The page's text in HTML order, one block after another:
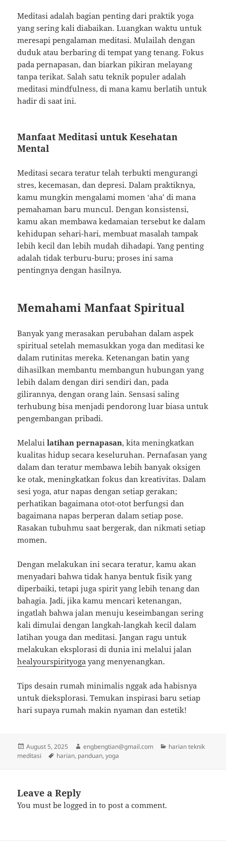
Meditasi adalah bagian penting dari praktik yoga
yang sering kali diabaikan. Luangkan waktu untuk
meresapi pengalaman meditasi. Mulailah dengan
duduk atau berbaring di tempat yang tenang. Fokus
pada pernapasan, dan biarkan pikiran melayang
tanpa terikat. Salah satu teknik populer adalah
meditasi mindfulness, di mana kamu berlatih untuk
hadir di saat ini.
Manfaat Meditasi untuk Kesehatan
Mental
Meditasi secara teratur telah terbukti mengurangi
stres, kecemasan, dan depresi. Dalam praktiknya,
kamu mungkin mengalami momen ‘aha’ di mana
pemahaman baru muncul. Dengan konsistensi,
kamu akan membawa kedamaian tersebut ke dalam
kehidupan sehari-hari, membuat masalah tampak
lebih kecil dan lebih mudah dihadapi. Yang penting
adalah tidak terburu-buru; proses ini sama
pentingnya dengan hasilnya.
Memahami Manfaat Spiritual
Banyak yang merasakan perubahan dalam aspek
spiritual setelah memasukkan yoga dan meditasi ke
dalam rutinitas mereka. Ketenangan batin yang
dihasilkan membantu membangun hubungan yang
lebih dalam dengan diri sendiri dan, pada
gilirannya, dengan orang lain. Sensasi saling
terhubung bisa menjadi pendorong luar biasa untuk
pengembangan pribadi.
Melaluilatihan pernapasan, kita meningkatkan
kualitas hidup secara keseluruhan. Pernafasan yang
dalam dan teratur membawa lebih banyak oksigen
ke otak, meningkatkan fokus dan kreativitas. Dalam
sesi yoga, atur napas dengan setiap gerakan;
perhatikan bagaimana otot-otot berfungsi dan
bagaimana napas berperan dalam setiap pose.
Rasakan tubuhmu saat bergerak, dan nikmati setiap
momen.
Dengan melakukan ini secara teratur, kamu akan
menyadari bahwa tidak hanya bentuk fisik yang
diperbaiki, tetapi juga spirit yang lebih tenang dan
bahagia. Jadi, jika kamu mencari ketenangan,
ingatlah bahwa jalan menuju keseimbangan sering
kali dimulai dengan langkah-langkah kecil dalam
latihan youga dan meditasi. Jangan ragu untuk
melakukan eksplorasi di dunia ini melalui jalan
healyourspirityoga yang menyenangkan.
Tips desain rumah minimalis nggak ada habisnya
untuk dieksplorasi. Temukan inspirasi baru setiap
hari supaya rumah makin nyaman dan estetik!
Posted
on
August 5, 2025 Author
engbengtian@gmail.com Categories
harian teknik
meditasi
Tags
harian, panduan,yoga
Leave a Reply
You must belogged in to post a comment.